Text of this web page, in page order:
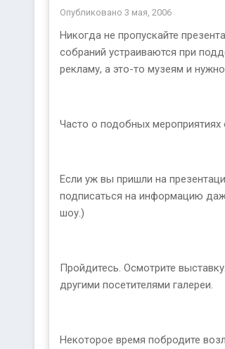
Опубликовано 3 мая, 2006
Никогда не пропускайте
собраний устраиваются при
рекламу, а это-то музеям и
Часто о подобных
Если уж вы пришли на
подписаться на информацию
шоу.)
Пройдитесь. Осмотрите
другими посетителями галереи.
Некоторое время побродите